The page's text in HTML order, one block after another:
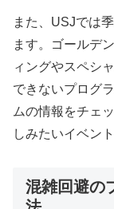
また、USJでは
ます。ゴールデ
ィングやスペシ
できないプログ
ムの情報をチェ
しみたいイベン
混雑回避の